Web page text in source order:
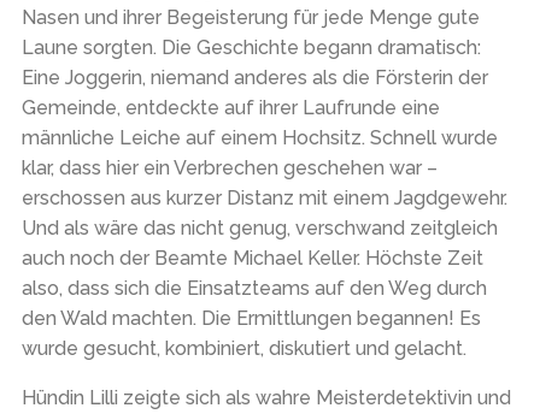
Nasen und ihrer Begeisterung für jede Menge gute
Laune sorgten. Die Geschichte begann dramatisch:
Eine Joggerin, niemand anderes als die Försterin der
Gemeinde, entdeckte auf ihrer Laufrunde eine
männliche Leiche auf einem Hochsitz. Schnell wurde
klar, dass hier ein Verbrechen geschehen war –
erschossen aus kurzer Distanz mit einem Jagdgewehr.
Und als wäre das nicht genug, verschwand zeitgleich
auch noch der Beamte Michael Keller. Höchste Zeit
also, dass sich die Einsatzteams auf den Weg durch
den Wald machten. Die Ermittlungen begannen! Es
wurde gesucht, kombiniert, diskutiert und gelacht.
Hündin Lilli zeigte sich als wahre Meisterdetektivin und